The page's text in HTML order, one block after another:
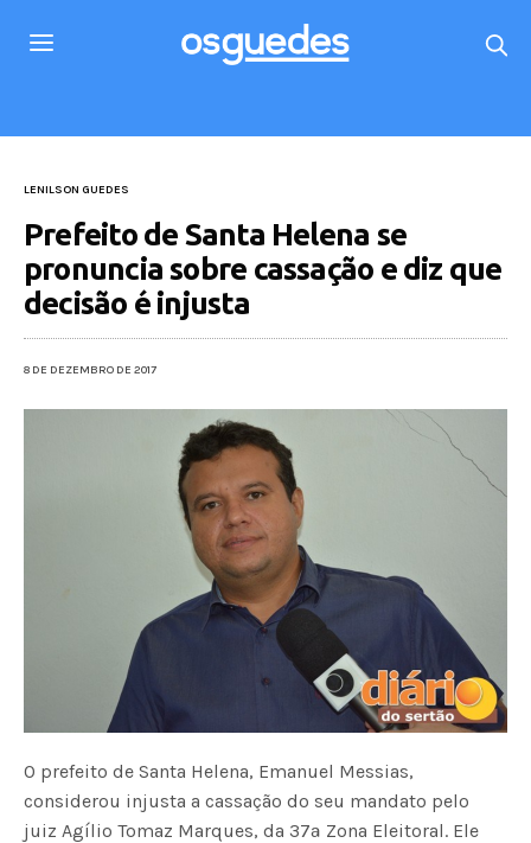
LENILSON GUEDES
Prefeito de Santa Helena se
pronuncia sobre cassação e diz que
decisão é injusta
8 DE DEZEMBRO DE 2017
O prefeito de Santa Helena, Emanuel Messias,
considerou injusta a cassação do seu mandato pelo
juiz Agílio Tomaz Marques, da 37ª Zona Eleitoral. Ele